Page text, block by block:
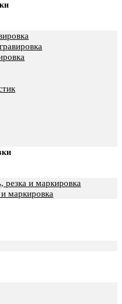
и маркировка
и маркировка